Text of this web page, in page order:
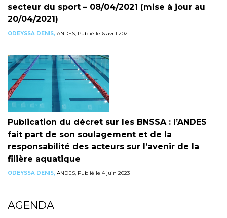
secteur du sport – 08/04/2021 (mise à jour au
20/04/2021)
ODEYSSA DENIS, ANDES, Publié le 6 avril 2021
Publication du décret sur les BNSSA : l’ANDES
fait part de son soulagement et de la
responsabilité des acteurs sur l’avenir de la
filière aquatique
ODEYSSA DENIS, ANDES, Publié le 4 juin 2023
AGENDA